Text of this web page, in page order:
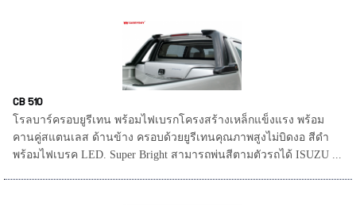
CB 510
โรลบาร์ครอบยูรีเทน พร้อมไฟเบรกโครงสร้างเหล็กแข็งแรง พร้อม
คานคู่สแตนเลส ด้านข้าง ครอบด้วยยูรีเทนคุณภาพสูงไม่บิดงอ สีดำ
พร้อมไฟเบรค LED. Super Bright สามารถพ่นสีตามตัวรถได้ ISUZU ...